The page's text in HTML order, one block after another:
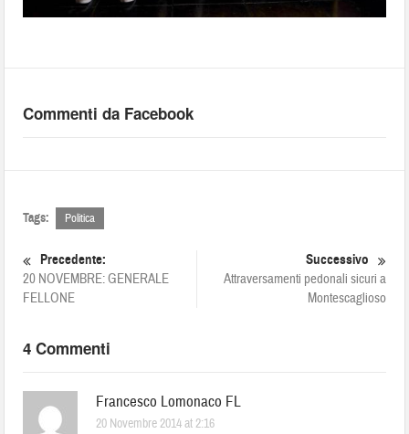
Commenti da Facebook
Tags: Politica
Precedente:
20 NOVEMBRE: GENERALE
FELLONE
Successivo
Attraversamenti pedonali sicuri a
Montescaglioso
4 Commenti
Francesco Lomonaco FL
20 Novembre 2014 at 2:16